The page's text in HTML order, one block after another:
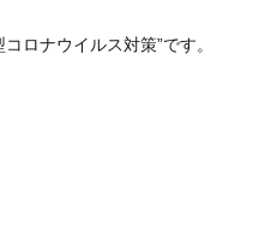
ロナウイルス対策”です。